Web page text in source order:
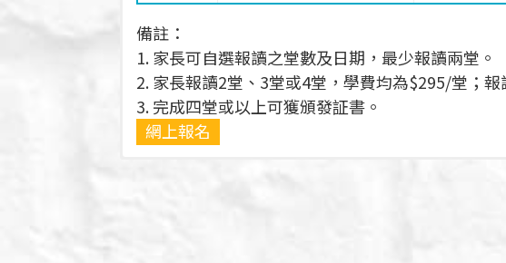
備註：
1. 家長可自選報讀之堂數及日期，最少報讀兩堂。
2. 家長報讀2堂、3堂或4堂，學費均為$295/堂；
3. 完成四堂或以上可獲頒發証書。
網上報名